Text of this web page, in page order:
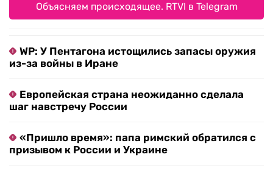
Объясняем происходящее. RTVI в Telegram
WP: У Пентагона истощились запасы оружия
из-за войны в Иране
Европейская страна неожиданно сделала
шаг навстречу России
«Пришло время»: папа римский обратился с
призывом к России и Украине